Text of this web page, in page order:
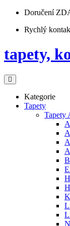
Doručení
Rychlý
tapety,
Kategorie
Tapety
Tapety